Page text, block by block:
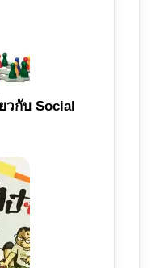
วกับ Social